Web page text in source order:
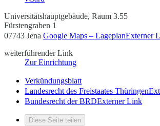
Universitätshauptgebäude, Raum 3.55
Fürstengraben 1
07743 Jena Google Maps – LageplanExterner
weiterführender Link
Zur Einrichtung
Verkündungsblatt
Landesrecht des Freistaates Thüringen
Bundesrecht der BRDExterner Link
Diese Seite teilen